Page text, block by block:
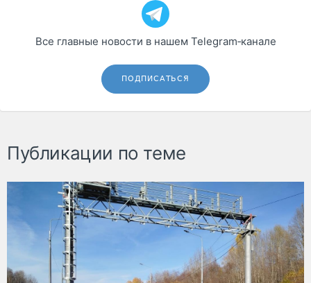
Все главные новости в нашем Telegram‑канале
ПОДПИСАТЬСЯ
Публикации по теме